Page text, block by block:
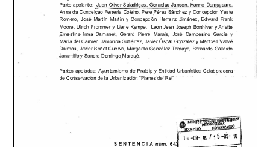
Parte apelante: Juan Oliver Saladrigas, Gerardus Jansen, Hanne Damsgaard,
Anna da Conceiçao Ferreria Coleho, Pere .Pérez Sanchez y Concepci6n Yeste
Romero,
José Martin Martin y Concepcién Herranz Jiménez, Edward Frank
Moore,
Ulrich Frommer y Liane Kempe, Leon Jean Joseph Bonhiver y Arlette
.Ernestine Irma Damanet, Gerard Pierre Marais, José Campesino Garcia y
Maria del Carmen Jambrina Gutiérrez, Javier Ôscar Gonzalez y Meritxell Vallvé
Dalmau,
Javier Bonet Cuervo, Margarita Gonzalez Tamayo, Bernardo Gallardo
Jaramillo y Sandra Domingo .Marqué.
Partes apeladas: Ayuntamiento de Pratdip y Entidad Urbanistica Colaboradora
de Coriservacién de la Urbanizaci6n "Planes del Rei"
s ENTE N c I A num. 64.!L---:----;--;;;:;mii;iiï'\